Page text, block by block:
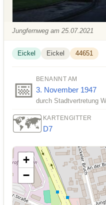
Jungfernweg am 25.07.2021
Eickel Eickel 44651
📅 BENANNT AM
3. November 1947
durch Stadtvertretung
🗺️ KARTENGITTER
D7
+
−